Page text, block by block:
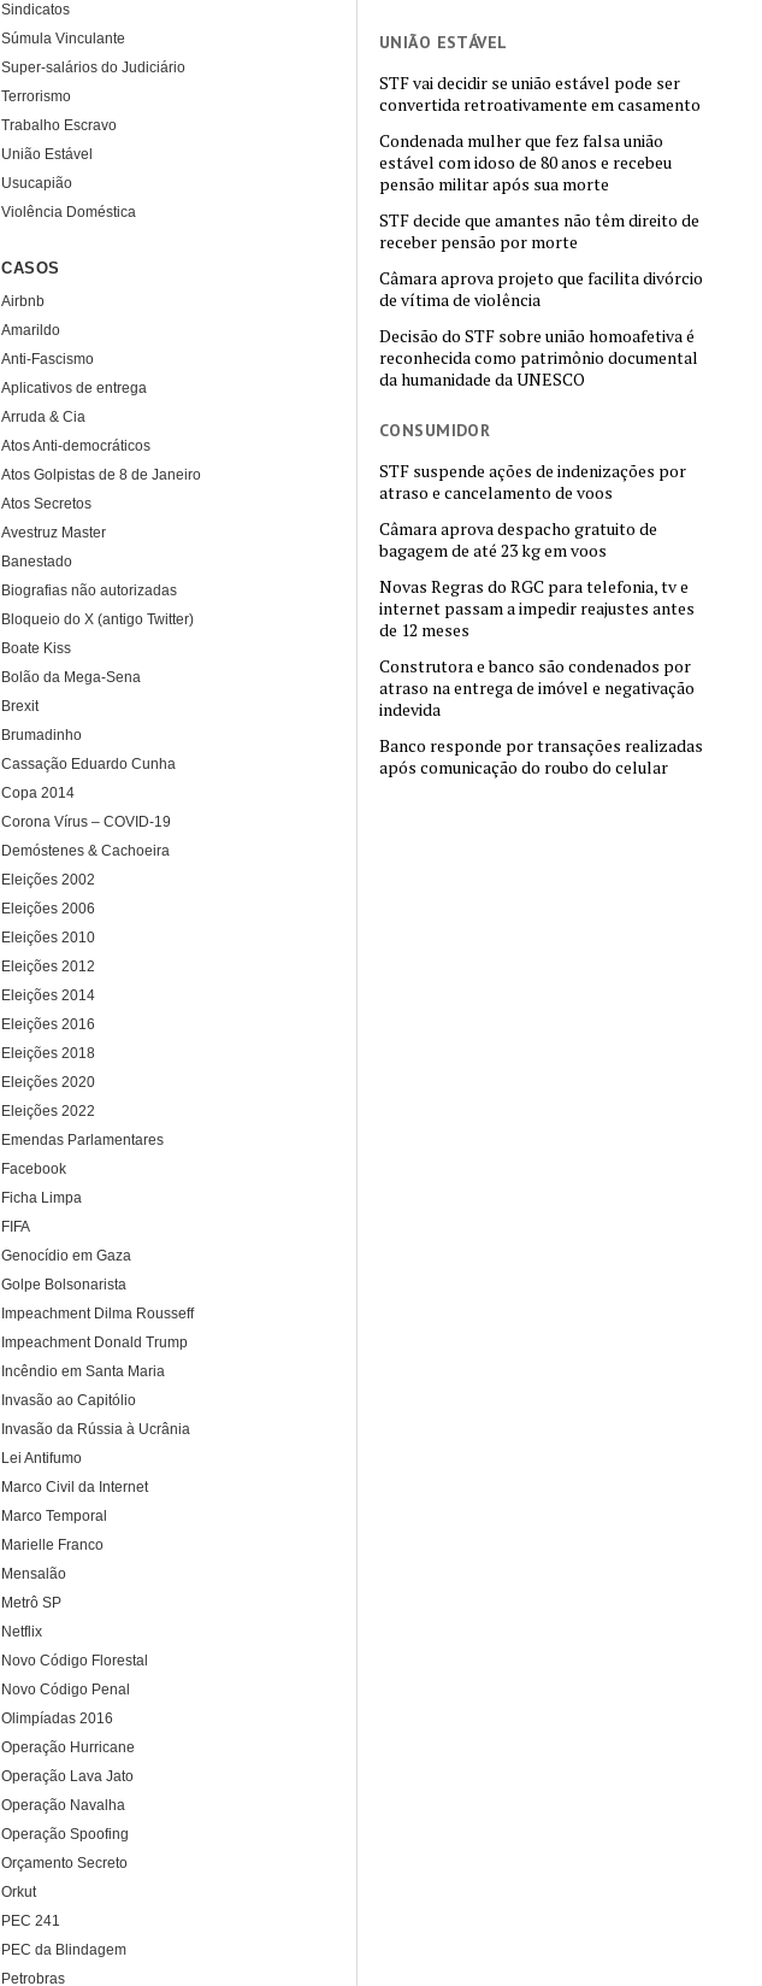
UNIÃO ESTÁVEL
STF vai decidir se união estável pode ser
convertida retroativamente em casamento
Condenada mulher que fez falsa união
estável com idoso de 80 anos e recebeu
pensão militar após sua morte
STF decide que amantes não têm direito de
receber pensão por morte
Câmara aprova projeto que facilita divórcio
de vítima de violência
Decisão do STF sobre união homoafetiva é
reconhecida como patrimônio documental
da humanidade da UNESCO
CONSUMIDOR
STF suspende ações de indenizações por
atraso e cancelamento de voos
Câmara aprova despacho gratuito de
bagagem de até 23 kg em voos
Novas Regras do RGC para telefonia, tv e
internet passam a impedir reajustes antes
de 12 meses
Construtora e banco são condenados por
atraso na entrega de imóvel e negativação
indevida
Banco responde por transações realizadas
após comunicação do roubo do celular
Sindicatos
Súmula Vinculante
Super-salários do Judiciário
Terrorismo
Trabalho Escravo
União Estável
Usucapião
Violência Doméstica
CASOS
Airbnb
Amarildo
Anti-Fascismo
Aplicativos de entrega
Arruda & Cia
Atos Anti-democráticos
Atos Golpistas de 8 de Janeiro
Atos Secretos
Avestruz Master
Banestado
Biografias não autorizadas
Bloqueio do X (antigo Twitter)
Boate Kiss
Bolão da Mega-Sena
Brexit
Brumadinho
Cassação Eduardo Cunha
Copa 2014
Corona Vírus – COVID-19
Demóstenes & Cachoeira
Eleições 2002
Eleições 2006
Eleições 2010
Eleições 2012
Eleições 2014
Eleições 2016
Eleições 2018
Eleições 2020
Eleições 2022
Emendas Parlamentares
Facebook
Ficha Limpa
FIFA
Genocídio em Gaza
Golpe Bolsonarista
Impeachment Dilma Rousseff
Impeachment Donald Trump
Incêndio em Santa Maria
Invasão ao Capitólio
Invasão da Rússia à Ucrânia
Lei Antifumo
Marco Civil da Internet
Marco Temporal
Marielle Franco
Mensalão
Metrô SP
Netflix
Novo Código Florestal
Novo Código Penal
Olimpíadas 2016
Operação Hurricane
Operação Lava Jato
Operação Navalha
Operação Spoofing
Orçamento Secreto
Orkut
PEC 241
PEC da Blindagem
Petrobras